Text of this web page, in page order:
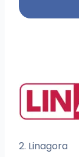
2. Linagora